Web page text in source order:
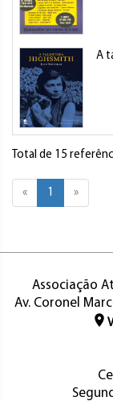
A
Total de 15
« 1 »
Associação
Av. Coronel